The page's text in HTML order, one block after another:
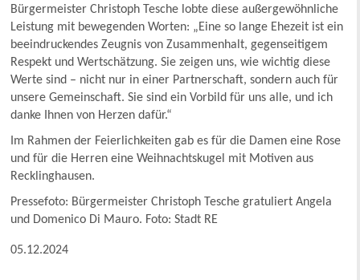
Bürgermeister Christoph Tesche lobte diese außergewöhnliche
Leistung mit bewegenden Worten: „Eine so lange Ehezeit ist ein
beeindruckendes Zeugnis von Zusammenhalt, gegenseitigem
Respekt und Wertschätzung. Sie zeigen uns, wie wichtig diese
Werte sind – nicht nur in einer Partnerschaft, sondern auch für
unsere Gemeinschaft. Sie sind ein Vorbild für uns alle, und ich
danke Ihnen von Herzen dafür.“
Im Rahmen der Feierlichkeiten gab es für die Damen eine Rose
und für die Herren eine Weihnachtskugel mit Motiven aus
Recklinghausen.
Pressefoto: Bürgermeister Christoph Tesche gratuliert Angela
und Domenico Di Mauro. Foto: Stadt RE
05.12.2024